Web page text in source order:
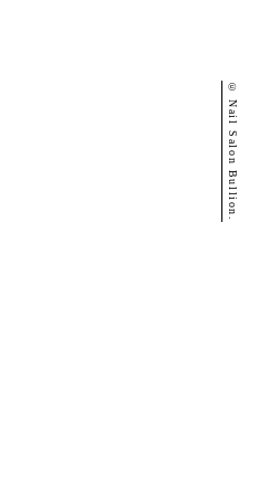
© Nail Salon Bullion.